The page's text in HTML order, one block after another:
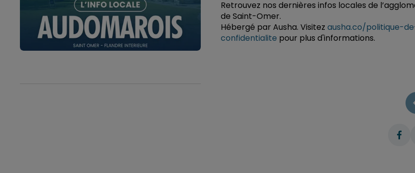
Retrouvez nos dernières infos locales de
de Saint-Omer.
Hébergé par Ausha. Visitez ausha.co/politique-
confidentialite pour plus d'informations.